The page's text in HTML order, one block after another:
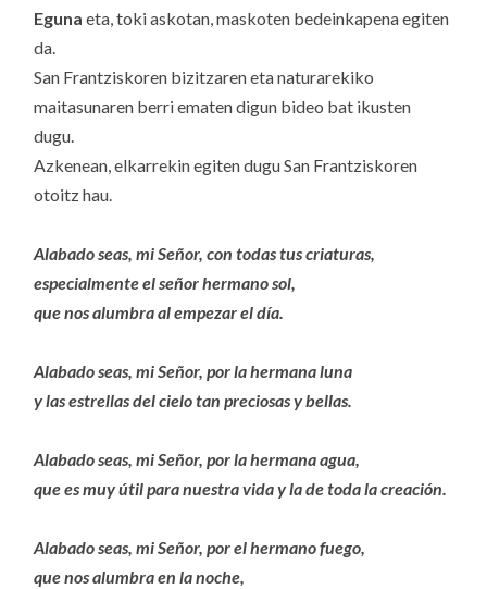
Eguna eta, toki askotan, maskoten bedeinkapena egiten
da.
San Frantziskoren bizitzaren eta naturarekiko
maitasunaren berri ematen digun bideo bat ikusten
dugu.
Azkenean, elkarrekin egiten dugu San Frantziskoren
otoitz hau.
Alabado seas, mi Señor, con todas tus criaturas,
especialmente el señor hermano sol,
que nos alumbra al empezar el día.
Alabado seas, mi Señor, por la hermana luna
y las estrellas del cielo tan preciosas y bellas.
Alabado seas, mi Señor, por la hermana agua,
que es muy útil para nuestra vida y la de toda la creación.
Alabado seas, mi Señor, por el hermano fuego,
que nos alumbra en la noche,